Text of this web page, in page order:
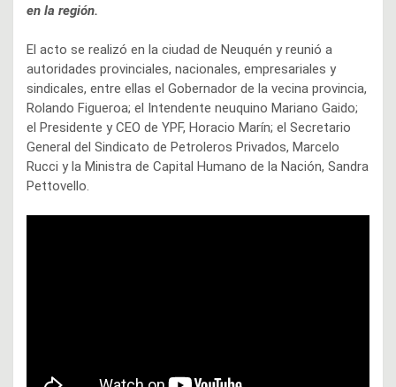
en la región.
El acto se realizó en la ciudad de Neuquén y reunió a
autoridades provinciales, nacionales, empresariales y
sindicales, entre ellas el Gobernador de la vecina provincia,
Rolando Figueroa; el Intendente neuquino Mariano Gaido;
el Presidente y CEO de YPF, Horacio Marín; el Secretario
General del Sindicato de Petroleros Privados, Marcelo
Rucci y la Ministra de Capital Humano de la Nación, Sandra
Pettovello.